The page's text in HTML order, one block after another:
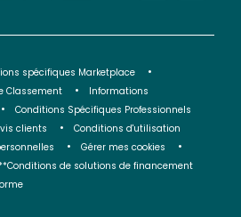
spécifiques Marketplace
Classement
Informations
Conditions Spécifiques Professionnels
clients
Conditions d'utilisation
Gérer mes cookies
de solutions de financement